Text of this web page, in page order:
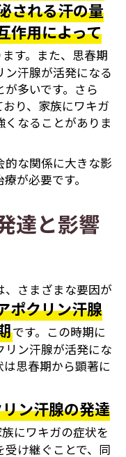
される汗の量
作用によって
す。また、思春期
汗腺が活発になる
多いです。さら
り、家族にワキガ
なることがありま
的な関係に大きな影
が必要です。
達と影響
、さまざまな要因が
ポクリン汗腺
です。この時期に
リン汗腺が活発にな
思春期から顕著に
ン汗腺の発達
にワキガの症状を
け継ぐことで、同